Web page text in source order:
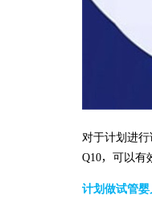
对于计划进
Q10，可以有
计划做试管婴